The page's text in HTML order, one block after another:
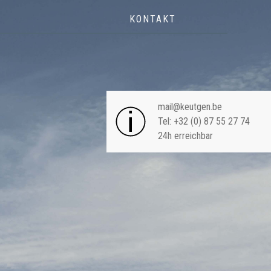
mail@keutgen.be
Tel: +32 (0) 87 55 27 74
24h erreichbar
KONTAKT